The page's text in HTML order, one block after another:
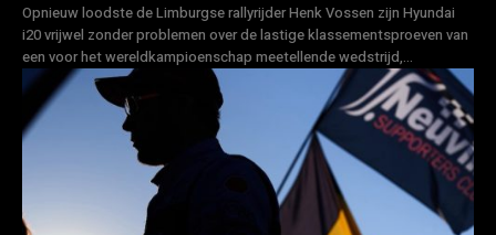
Opnieuw loodste de Limburgse rallyrijder Henk Vossen zijn Hyundai
i20 vrijwel zonder problemen over de lastige klassementsproeven van
een voor het wereldkampioenschap meetellende wedstrijd,...